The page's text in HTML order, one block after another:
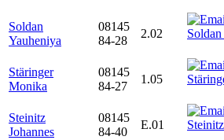
Soldan
Yauheniya
08145
84-28
2.02
Stäringer
Monika
08145
84-27
1.05
Steinitz
Johannes
08145
84-40
E.01